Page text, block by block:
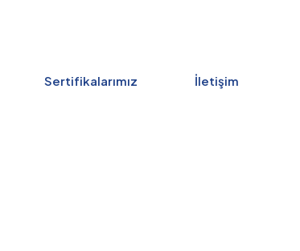
Sertifikalarımız İletişim